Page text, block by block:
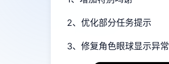
2、优化部分任务提示
3、修复角色眼球显示异常